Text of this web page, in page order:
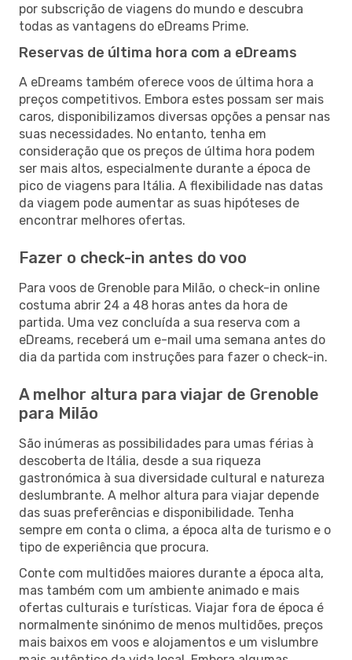
por subscrição de viagens do mundo e descubra
todas as vantagens do eDreams Prime.
Reservas de última hora com a eDreams
A eDreams também oferece voos de última hora a
preços competitivos. Embora estes possam ser mais
caros, disponibilizamos diversas opções a pensar nas
suas necessidades. No entanto, tenha em
consideração que os preços de última hora podem
ser mais altos, especialmente durante a época de
pico de viagens para Itália. A flexibilidade nas datas
da viagem pode aumentar as suas hipóteses de
encontrar melhores ofertas.
Fazer o check-in antes do voo
Para voos de Grenoble para Milão, o check-in online
costuma abrir 24 a 48 horas antes da hora de
partida. Uma vez concluída a sua reserva com a
eDreams, receberá um e-mail uma semana antes do
dia da partida com instruções para fazer o check-in.
A melhor altura para viajar de Grenoble
para Milão
São inúmeras as possibilidades para umas férias à
descoberta de Itália, desde a sua riqueza
gastronómica à sua diversidade cultural e natureza
deslumbrante. A melhor altura para viajar depende
das suas preferências e disponibilidade. Tenha
sempre em conta o clima, a época alta de turismo e o
tipo de experiência que procura.
Conte com multidões maiores durante a época alta,
mas também com um ambiente animado e mais
ofertas culturais e turísticas. Viajar fora de época é
normalmente sinónimo de menos multidões, preços
mais baixos em voos e alojamentos e um vislumbre